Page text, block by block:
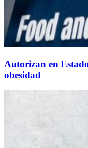
Autorizan en
obesidad